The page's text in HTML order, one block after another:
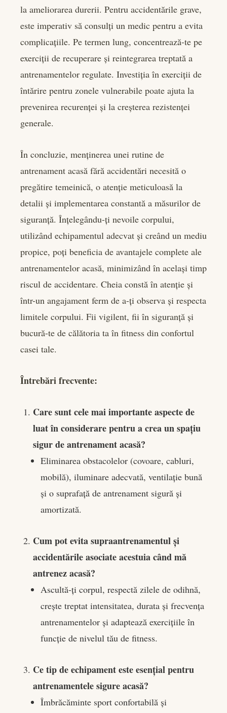
la ameliorarea durerii. Pentru accidentările grave,
este imperativ să consulți un medic pentru a evita
complicațiile. Pe termen lung, concentrează-te pe
exerciții de recuperare și reintegrarea treptată a
antrenamentelor regulate. Investiția în exerciții de
întărire pentru zonele vulnerabile poate ajuta la
prevenirea recurenței și la creșterea rezistenței
generale.
În concluzie, menținerea unei rutine de
antrenament acasă fără accidentări necesită o
pregătire temeinică, o atenție meticuloasă la
detalii și implementarea constantă a măsurilor de
siguranță. Înțelegându-ți nevoile corpului,
utilizând echipamentul adecvat și creând un mediu
propice, poți beneficia de avantajele complete ale
antrenamentelor acasă, minimizând în același timp
riscul de accidentare. Cheia constă în atenție și
într-un angajament ferm de a-ți observa și respecta
limitele corpului. Fii vigilent, fii în siguranță și
bucură-te de călătoria ta în fitness din confortul
casei tale.
Întrebări frecvente:
Care sunt cele mai importante aspecte de
luat în considerare pentru a crea un spațiu
sigur de antrenament acasă?
Eliminarea obstacolelor (covoare, cabluri,
mobilă), iluminare adecvată, ventilație bună
și o suprafață de antrenament sigură și
amortizată.
Cum pot evita supraantrenamentul și
accidentările asociate acestuia când mă
antrenez acasă?
Ascultă-ți corpul, respectă zilele de odihnă,
crește treptat intensitatea, durata și frecvența
antrenamentelor și adaptează exercițiile în
funcție de nivelul tău de fitness.
Ce tip de echipament este esențial pentru
antrenamentele sigure acasă?
Îmbrăcăminte sport confortabilă și